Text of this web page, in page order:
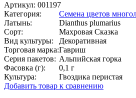
Артикул: 001197
Категория:
Семена цветов
Латынь:
Dianthus plumarius
Сорт:
Махровая Сказка
Вид культуры:
Декоративная
Торговая марка:Гавриш
Серия пакетов: Альпийская горка
Фасовка (г):
0,1 г
Культура:
Гвоздика перистая
Добавить товар к сравнению